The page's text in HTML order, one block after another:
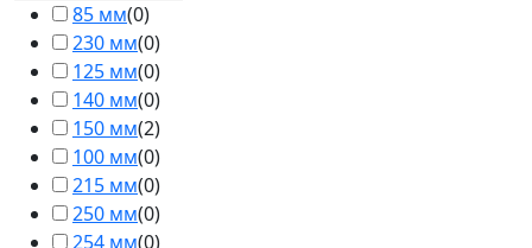
85 мм(0)
230 мм(0)
125 мм(0)
140 мм(0)
150 мм(2)
100 мм(0)
215 мм(0)
250 мм(0)
254 мм(0)